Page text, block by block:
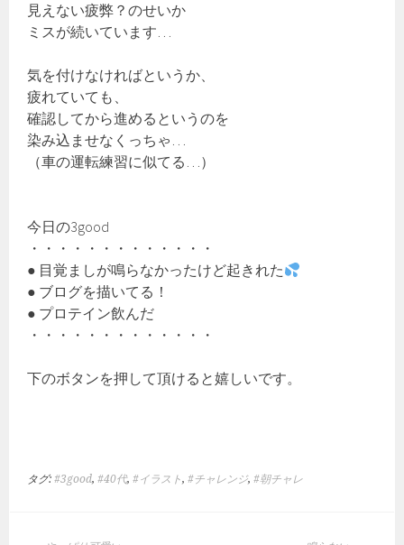
見えない疲弊？のせいか
ミスが続いています…
気を付けなければというか、
疲れていても、
確認してから進めるというのを
染み込ませなくっちゃ…
（車の運転練習に似てる…）
今日の3good
・・・・・・・・・・・・・
● 目覚ましが鳴らなかったけど起きれた
● ブログを描いてる！
● プロテイン飲んだ
・・・・・・・・・・・・・
下のボタンを押して頂けると嬉しいです。
タグ:#3good,#40代,#イラスト,#チャレンジ,#朝チャレ